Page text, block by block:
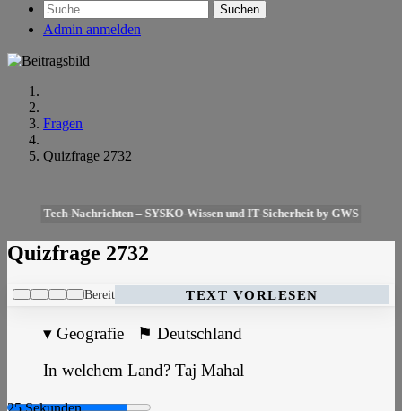
Suchen
Admin anmelden
Fragen
Quizfrage 2732
Tech-Nachrichten – SYSKO-Wissen und IT-Sicherheit by GWS
Quizfrage 2732
Bereit TEXT VORLESEN
▾ Geografie ⚑ Deutschland
In welchem Land? Taj Mahal